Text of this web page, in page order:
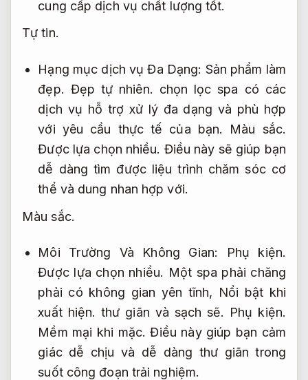
cung cấp dịch vụ chất lượng tốt.
Tự tin.
Hạng mục dịch vụ Đa Dạng: Sản phẩm làm
đẹp. Đẹp tự nhiên. chọn lọc spa có các
dịch vụ hỗ trợ xử lý đa dạng và phù hợp
với yêu cầu thực tế của bạn. Màu sắc.
Được lựa chọn nhiều. Điều này sẽ giúp bạn
dễ dàng tìm được liệu trình chăm sóc cơ
thể và dung nhan hợp với.
Màu sắc.
Môi Trường Và Không Gian:
Phụ kiện.
Được lựa chọn nhiều. Một spa phải chăng
phải có không gian yên tĩnh, Nổi bật khi
xuất hiện. thư giãn và sạch sẽ. Phụ kiện.
Mềm mại khi mặc. Điều này giúp bạn cảm
giác dễ chịu và dễ dàng thư giãn trong
suốt công đoạn trải nghiệm.